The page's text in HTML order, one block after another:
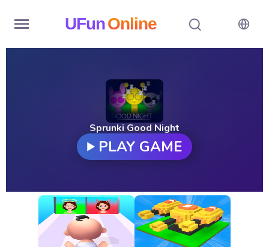
UFunOnline
New
Games
All
Sprunki Good Night
PLAY GAME